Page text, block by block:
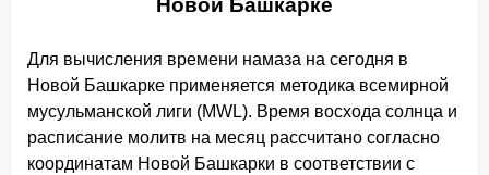
Новой Башкарке
Для вычисления времени намаза на сегодня в
Новой Башкарке применяется методика всемирной
мусульманской лиги (MWL). Время восхода солнца и
расписание молитв на месяц рассчитано согласно
координатам Новой Башкарки в соответствии с